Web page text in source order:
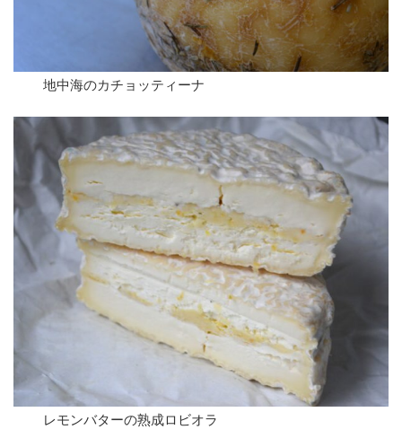
地中海のカチョッティーナ
レモンバターの熟成ロビオラ